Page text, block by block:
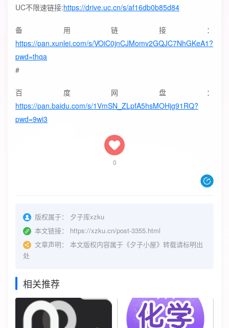
UC不限速链接:https://drive.uc.cn/s/af16db0b85d84
备用链接：
https://pan.xunlei.com/s/VOiC0jnCJMomv2GQJC7NhGKeA1?
pwd=thqa
#
百度网盘：
https://pan.baidu.com/s/1VmSN_ZLpfA5hsMOHjg91RQ?
pwd=9wi3
0
版权属于：
夕子库xzku
本文链接：
https://xzku.cn/post-3355.html
文章声明：
本文版权内容属于《夕子小屋》转载请标明出
处
相关推荐